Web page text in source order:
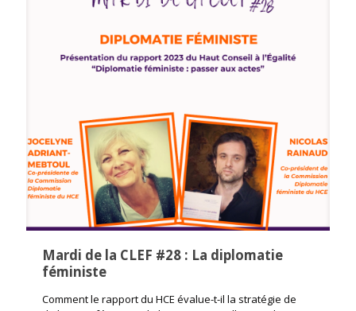
Mardi de la CLEF #28 : La diplomatie
féministe
Comment le rapport du HCE évalue-t-il la stratégie de